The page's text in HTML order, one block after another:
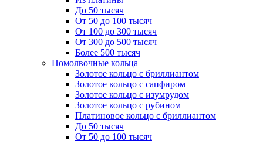
До 50 тысяч
От 50 до 100 тысяч
От 100 до 300 тысяч
От 300 до 500 тысяч
Более 500 тысяч
Помолвочные кольца
Золотое кольцо с бриллиантом
Золотое кольцо с сапфиром
Золотое кольцо с изумрудом
Золотое кольцо с рубином
Платиновое кольцо с бриллиантом
До 50 тысяч
От 50 до 100 тысяч